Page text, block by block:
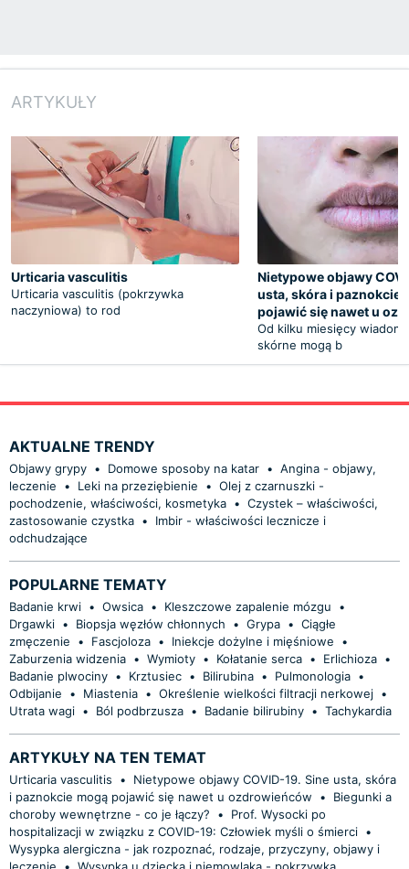
ARTYKUŁY
Urticaria vasculitis
Urticaria vasculitis (pokrzywka
naczyniowa) to rod
Nietypowe objawy
usta, skóra i paznokcie
pojawić się nawet u
Od kilku miesięcy
skórne mogą b
AKTUALNE TRENDY
Objawy grypy • Domowe sposoby na katar • Angina - objawy,
leczenie
• Leki na przeziębienie • Olej z czarnuszki -
pochodzenie, właściwości, kosmetyka • Czystek – właściwości,
zastosowanie czystka •
Imbir - właściwości lecznicze i
odchudzające
POPULARNE TEMATY
Badanie krwi • Owsica • Kleszczowe zapalenie mózgu
•
Drgawki • Biopsja węzłów chłonnych • Grypa • Ciągłe
zmęczenie
• Fascjoloza • Iniekcje dożylne i mięśniowe
•
Zaburzenia widzenia • Wymioty • Kołatanie serca • Erlichioza •
Badanie plwociny • Krztusiec • Bilirubina • Pulmonologia •
Odbijanie
• Miastenia • Określenie wielkości filtracji nerkowej •
Utrata wagi • Ból podbrzusza • Badanie bilirubiny • Tachykardia
ARTYKUŁY NA TEN TEMAT
Urticaria vasculitis •
Nietypowe objawy COVID-19. Sine usta, skóra
i paznokcie mogą pojawić się nawet u ozdrowieńców
•
Biegunki a
choroby wewnętrzne - co je łączy?
•
Prof. Wysocki po
hospitalizacji w związku z COVID-19: Człowiek myśli o śmierci •
Wysypka alergiczna - jak rozpoznać, rodzaje, przyczyny, objawy i